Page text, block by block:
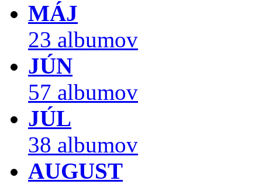
MÁJ
23 albumov
JÚN
57 albumov
JÚL
38 albumov
AUGUST